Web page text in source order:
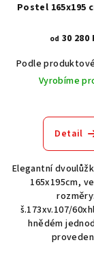
Postel 165x195
od 30 280
Podle
Vyrobíme
Detail
Elegantní
165x195cm,
rozměry:
š.173xv.107/
hnědém